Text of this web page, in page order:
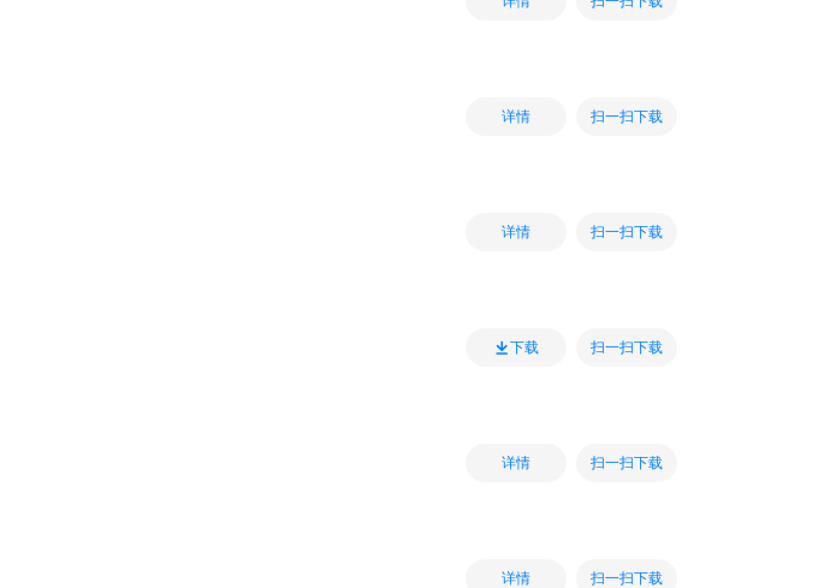
详情 扫一扫下载
详情 扫一扫下载
下载 扫一扫下载
详情 扫一扫下载
详情 扫一扫下载